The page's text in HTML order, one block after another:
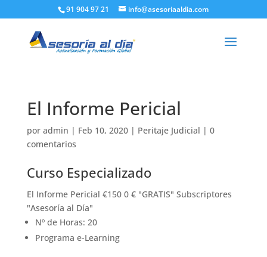
91 904 97 21 info@asesoriaaldia.com
El Informe Pericial
por admin | Feb 10, 2020| Peritaje Judicial | 0
comentarios
Curso Especializado
El Informe Pericial €150 0 € "GRATIS" Subscriptores
"Asesoría al Día"
Nº de Horas: 20
Programa e-Learning